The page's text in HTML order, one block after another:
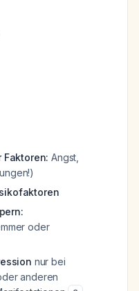
Faktoren: Angst,
oder
nur bei
anderen